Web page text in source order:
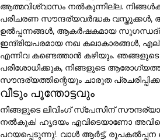
ആത്മവിശ്വാസം നൽകുന്നില്ല.
പരിചരണ സൗന്ദര്യവർദ്ധക
ഉൽപ്പന്നങ്ങൾ, ആകർഷകമായ
ഇന്ദ്രിയപരമായ നഖ കലാകാരങ്ങൾ,
എന്നിവ കണ്ടെത്താൻ കഴിയും. ഞങ്ങളുടെ
പരിശോധിക്കുക, നിങ്ങളുടെ
സൗന്ദര്യത്തിന്റെയും ചാരുത
വീടും പൂന്തോട്ടവും
നിങ്ങളുടെ ലിവിംഗ് സ്പേസിന്
നൽകുക! ഹൃദയം എവിടെയാണോ
പറയപ്പെടുന്നു!. വാൾ ആർട്ട്,